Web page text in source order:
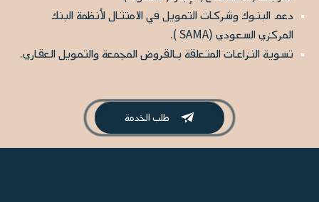
دعم البنوك وشركات التمويل في الامتثال لأنظمة البنك
المركزي السعودي (SAMA ).
تسوية النزاعات المتعلقة بالقروض المجمعة والتمويل العقاري.
 طلب الخدمة